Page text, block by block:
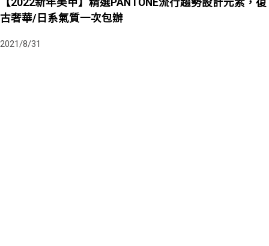
古奢華/日系氣質一次包辦
2021/8/31